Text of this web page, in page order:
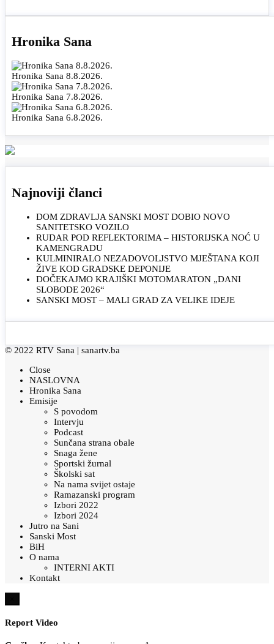
Hronika Sana
Hronika Sana 8.8.2026.
Hronika Sana 7.8.2026.
Hronika Sana 6.8.2026.
Najnoviji članci
DOM ZDRAVLJA SANSKI MOST DOBIO NOVO
SANITETSKO VOZILO
RUDAR POD REFLEKTORIMA – HISTORIJSKA NOĆ U
KAMENGRADU
KULMINIRALO NEZADOVOLJSTVO MJEŠTANA KOJI
ŽIVE KOD GRADSKE DEPONIJE
DOČEKAJMO KRAJIŠKI MOTOMARATON „DANI
SLOBODE 2026“
SANSKI MOST – MALI GRAD ZA VELIKE IDEJE
© 2022 RTV Sana | sanartv.ba
Close
NASLOVNA
Hronika Sana
Emisije
S povodom
Intervju
Podcast
Sunčana strana obale
Snaga žene
Sportski žurnal
Školski sat
Na nama svijet ostaje
Ramazanski program
Izbori 2022
Izbori 2024
Jutro na Sani
Sanski Most
BiH
O nama
INTERNI AKTI
Kontakt
Report Video